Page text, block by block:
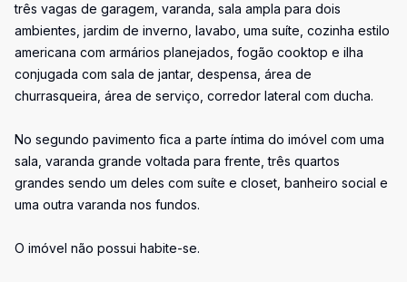
três vagas de garagem, varanda, sala ampla para dois
ambientes, jardim de inverno, lavabo, uma suíte, cozinha estilo
americana com armários planejados, fogão cooktop e ilha
conjugada com sala de jantar, despensa, área de
churrasqueira, área de serviço, corredor lateral com ducha.
No segundo pavimento fica a parte íntima do imóvel com uma
sala, varanda grande voltada para frente, três quartos
grandes sendo um deles com suíte e closet, banheiro social e
uma outra varanda nos fundos.
O imóvel não possui habite-se.